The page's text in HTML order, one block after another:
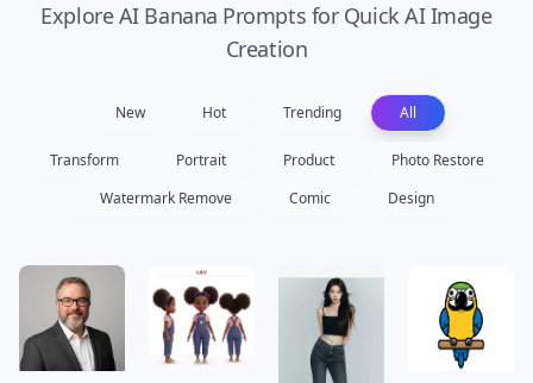
Explore AI Banana Prompts for Quick AI Image
Creation
New Hot Trending All
Transform Portrait Product
Photo Restore
Watermark Remove
Comic Design